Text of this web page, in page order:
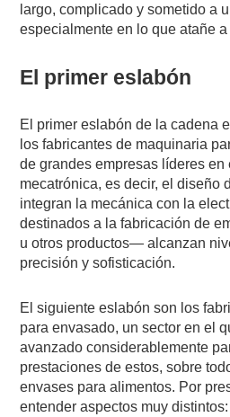
largo, complicado y sometido a
especialmente en lo que atañe
El primer eslabón
El primer eslabón de la cadena
los fabricantes de maquinaria
de grandes empresas líderes en
mecatrónica, es decir, el diseño
integran la mecánica con la
destinados a la fabricación de
u otros productos— alcanzan
precisión y sofisticación.
El siguiente eslabón son los
para envasado, un sector en el
avanzado considerablemente
prestaciones de estos, sobre
envases para alimentos. Por
entender aspectos muy